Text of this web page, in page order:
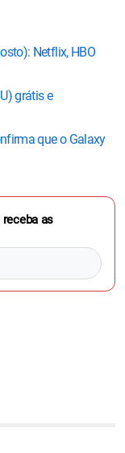
Netflix, HBO
grátis e
que o Galaxy
as